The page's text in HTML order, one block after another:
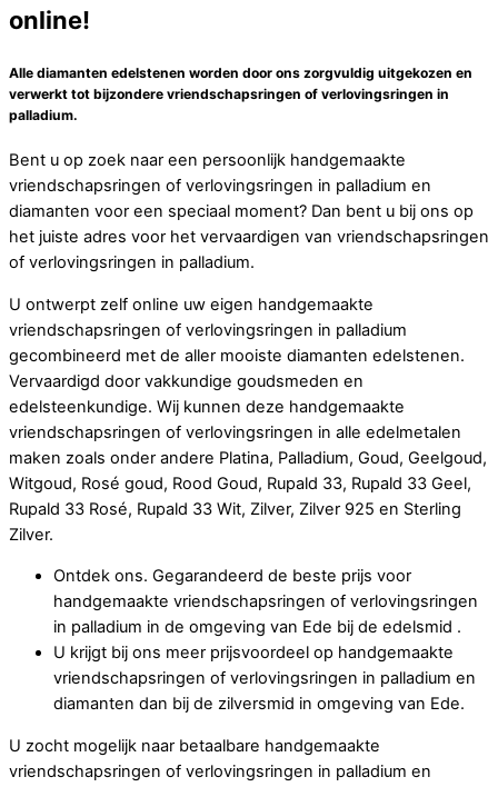
online!
Alle diamanten edelstenen worden door ons zorgvuldig uitgekozen en
verwerkt tot bijzondere vriendschapsringen of verlovingsringen in
palladium.
Bent u op zoek naar een persoonlijk handgemaakte
vriendschapsringen of verlovingsringen in palladium en
diamanten voor een speciaal moment? Dan bent u bij ons op
het juiste adres voor het vervaardigen van vriendschapsringen
of verlovingsringen in palladium.
U ontwerpt zelf online uw eigen handgemaakte
vriendschapsringen of verlovingsringen in palladium
gecombineerd met de aller mooiste diamanten edelstenen.
Vervaardigd door vakkundige goudsmeden en
edelsteenkundige. Wij kunnen deze handgemaakte
vriendschapsringen of verlovingsringen in alle edelmetalen
maken zoals onder andere Platina, Palladium, Goud, Geelgoud,
Witgoud, Rosé goud, Rood Goud, Rupald 33, Rupald 33 Geel,
Rupald 33 Rosé, Rupald 33 Wit, Zilver, Zilver 925 en Sterling
Zilver.
Ontdek ons. Gegarandeerd de beste prijs voor
handgemaakte vriendschapsringen of verlovingsringen
in palladium in de omgeving van Ede bij de edelsmid .
U krijgt bij ons meer prijsvoordeel op handgemaakte
vriendschapsringen of verlovingsringen in palladium en
diamanten dan bij de zilversmid in omgeving van Ede.
U zocht mogelijk naar betaalbare handgemaakte
vriendschapsringen of verlovingsringen in palladium en